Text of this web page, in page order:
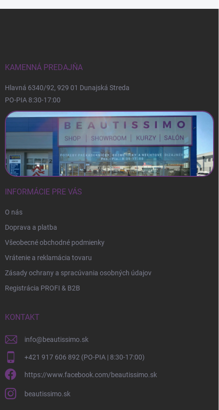
KAMENNÁ PREDAJŇA
Hlavná 6340/92, 929 01 Dunajská Streda
PO-PIA 8:30-17:00
INFORMÁCIE PRE VÁS
O nás
Doprava a platba
Všeobecné obchodné podmienky
Vrátenie a reklamácia tovaru
Zásady ochrany a spracúvania osobných údajov
Registrácia PROFI & B2B
KONTAKT
info@beautissimo.sk
+421 917 606 892 (PO-PIA | 8:30-17:00)
https://www.facebook.com/beautissimo.sk
beautissimo.sk